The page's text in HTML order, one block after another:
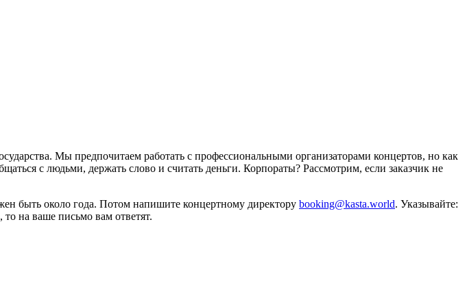
Мы предпочитаем работать с профессиональными организаторами концертов, но как
с людьми, держать слово и считать деньги. Корпораты? Рассмотрим, если заказчик не
быть около года. Потом напишите концертному директору booking@kasta.world. Указывайте:
на ваше письмо вам ответят.